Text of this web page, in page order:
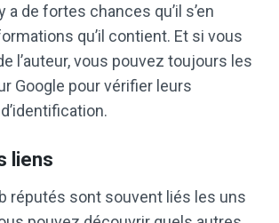
a de fortes chances qu’il s’en
qu’il contient. Et si vous
l’auteur, vous pouvez toujours les
Google pour vérifier leurs
liens
réputés sont souvent liés les uns